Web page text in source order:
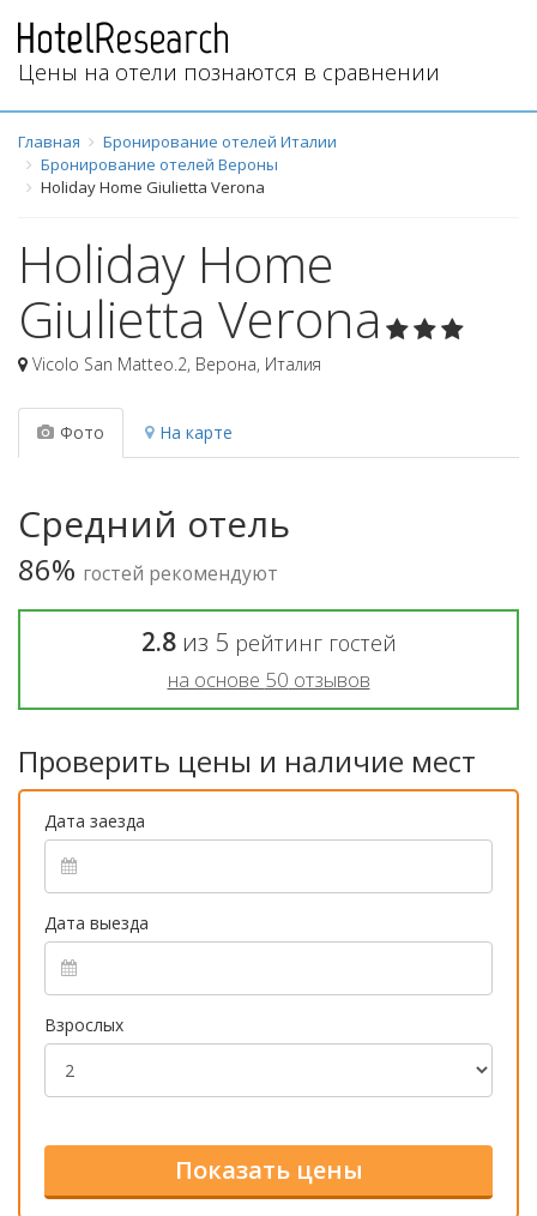
Цены на отели познаются в сравнении
Главная
Бронирование отелей Италии
Бронирование отелей Вероны
Holiday Home Giulietta Verona
Holiday Home
Giulietta Verona
Vicolo San Matteo.2, Верона, Италия
Фото На карте
Средний отель
86% гостей рекомендуют
2.8из 5 рейтинг гостей
на основе 50 отзывов
Проверить цены и наличие мест
Дата заезда
Дата выезда
Взрослых